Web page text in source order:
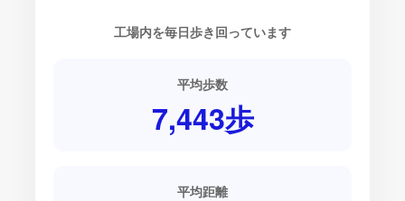
工場内を毎日歩き回っています
平均歩数
7,443歩
平均距離